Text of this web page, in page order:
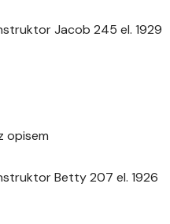
Jacob 245 el. 1929
opisem
Betty 207 el. 1926